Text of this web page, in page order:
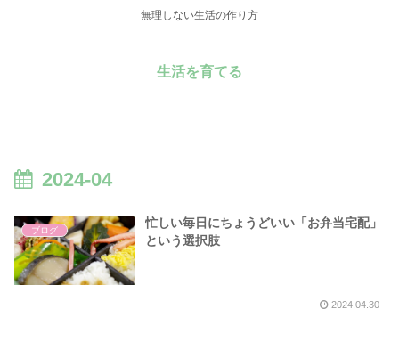
無理しない生活の作り方
生活を育てる
2024-04
ブログ
忙しい毎日にちょうどいい「お弁当宅配」
という選択肢
2024.04.30